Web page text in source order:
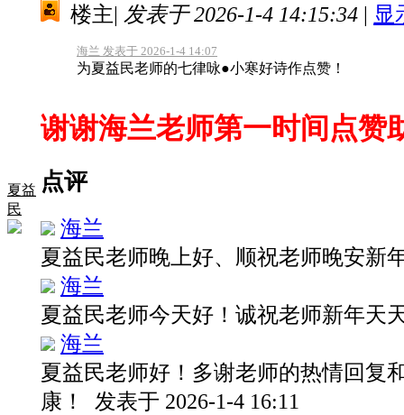
夏益
民
楼主| 发表于 2026-1-4 14:15:34 | 显
海兰 发表于 2026-1-4 14:07
为夏益民老师的七律咏●小寒好诗作点赞！
谢谢海兰老师第一时间点赞
点评
海兰
夏益民老师晚上好、顺祝老师晚安新
海兰
夏益民老师今天好！诚祝老师新年
海兰
夏益民老师好！多谢老师的热情回复
康！ 发表于 2026-1-4 16:11